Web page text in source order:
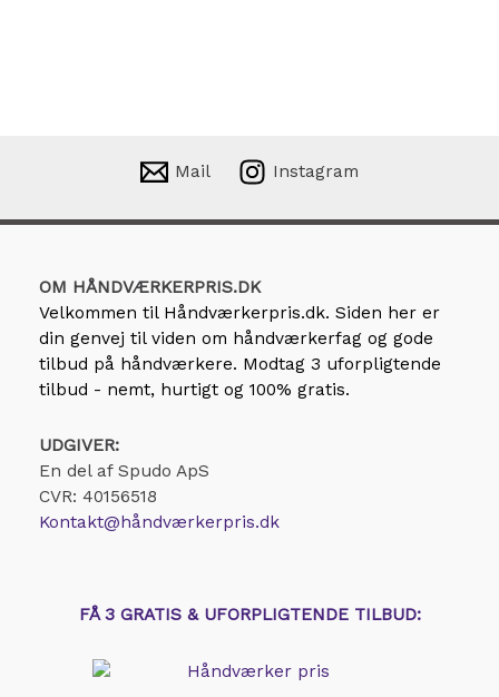
Mail Instagram
OM HÅNDVÆRKERPRIS.DK
Velkommen til Håndværkerpris.dk. Siden her er
din genvej til viden om håndværkerfag og gode
tilbud på håndværkere. Modtag 3 uforpligtende
tilbud - nemt, hurtigt og 100% gratis.
UDGIVER:
En del af Spudo ApS
CVR: 40156518
Kontakt@håndværkerpris.dk
FÅ 3 GRATIS & UFORPLIGTENDE TILBUD: